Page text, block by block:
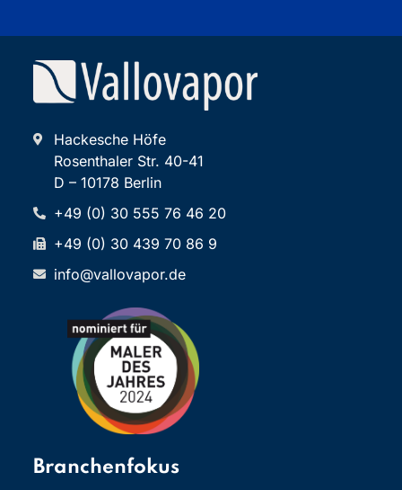
Hackesche Höfe
Rosenthaler Str. 40-41
D – 10178 Berlin
+49 (0) 30 555 76 46 20
+49 (0) 30 439 70 86 9
info@vallovapor.de
Branchenfokus